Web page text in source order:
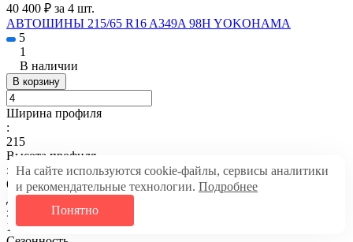
40 400 ₽ за 4 шт.
АВТОШИНЫ 215/65 R16 A349A 98H YOKOHAMA
5
1
В наличии
В корзину
Ширина профиля
:
215
Высота профиля
:
65
Диаметр
:
16
На сайте используются cookie-файлы, сервисы аналитики
и рекомендательные технологии. Подробнее
Понятно